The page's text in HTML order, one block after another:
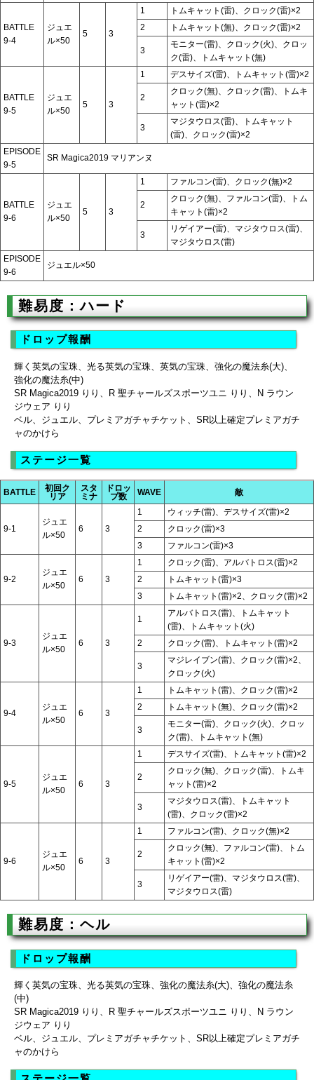
BATTLE
9-4
ジュエ
ル×50
5 3
1
トムキャット(雷)、クロック(雷)×2
2
トムキャット(無)、クロック(雷)×2
3
モニター(雷)、クロック(火)、クロッ
ク(雷)、トムキャット(無)
BATTLE
9-5
ジュエ
ル×50
5 3
1 デスサイズ(雷)、トムキャット(雷)×2
2
クロック(無)、クロック(雷)、トムキ
ャット(雷)×2
3
マジタウロス(雷)、トムキャット
(雷)、クロック(雷)×2
EPISODE
9-5
SR Magica2019 マリアンヌ
BATTLE
9-6
ジュエ
ル×50
5 3
1 ファルコン(雷)、クロック(無)×2
2
クロック(無)、ファルコン(雷)、トム
キャット(雷)×2
3
リゲイアー(雷)、マジタウロス(雷)、
マジタウロス(雷)
EPISODE
9-6
ジュエル×50
難易度：ハード
ドロップ報酬
輝く英気の宝珠、光る英気の宝珠、英気の宝珠、強化の魔法糸(大)、
強化の魔法糸(中)
SR Magica2019 りり、R 聖チャールズスポーツユニ りり、N ラウン
ジウェア りり
ベル、ジュエル、プレミアガチャチケット、SR以上確定プレミアガチ
ャのかけら
ステージ一覧
BATTLE
初回ク
リア
スタ
ミナ
ドロッ
プ数
WAVE 敵
9-1
ジュエ
ル×50
6 3
1
ウィッチ(雷)、デスサイズ(雷)×2
2
クロック(雷)×3
3
ファルコン(雷)×3
9-2
ジュエ
ル×50
6 3
1
クロック(雷)、アルバトロス(雷)×2
2
トムキャット(雷)×3
3
トムキャット(雷)×2、クロック(雷)×2
9-3
ジュエ
ル×50
6 3
1
アルバトロス(雷)、トムキャット
(雷)、トムキャット(火)
2
クロック(雷)、トムキャット(雷)×2
3
マジレイブン(雷)、クロック(雷)×2、
クロック(火)
9-4
ジュエ
ル×50
6 3
1
トムキャット(雷)、クロック(雷)×2
2
トムキャット(無)、クロック(雷)×2
3
モニター(雷)、クロック(火)、クロッ
ク(雷)、トムキャット(無)
9-5
ジュエ
ル×50
6 3
1 デスサイズ(雷)、トムキャット(雷)×2
2
クロック(無)、クロック(雷)、トムキ
ャット(雷)×2
3
マジタウロス(雷)、トムキャット
(雷)、クロック(雷)×2
9-6
ジュエ
ル×50
6 3
1 ファルコン(雷)、クロック(無)×2
2
クロック(無)、ファルコン(雷)、トム
キャット(雷)×2
3
リゲイアー(雷)、マジタウロス(雷)、
マジタウロス(雷)
難易度：ヘル
ドロップ報酬
輝く英気の宝珠、光る英気の宝珠、強化の魔法糸(大)、強化の魔法糸
(中)
SR Magica2019 りり、R 聖チャールズスポーツユニ りり、N ラウン
ジウェア りり
ベル、ジュエル、プレミアガチャチケット、SR以上確定プレミアガチ
ャのかけら